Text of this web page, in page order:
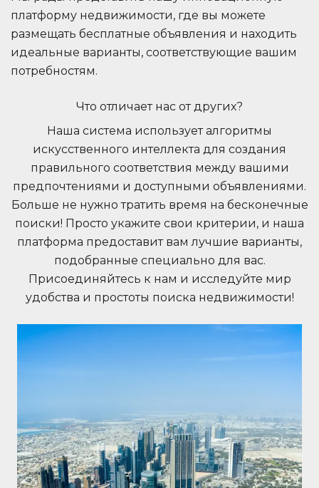
платформу недвижимости, где вы можете
размещать бесплатные объявления и находить
идеальные варианты, соответствующие вашим
потребностям.
Что отличает нас от других?
Наша система использует алгоритмы
искусственного интеллекта для создания
правильного соответствия между вашими
предпочтениями и доступными объявлениями.
Больше не нужно тратить время на бесконечные
поиски! Просто укажите свои критерии, и наша
платформа предоставит вам лучшие варианты,
подобранные специально для вас.
Присоединяйтесь к нам и исследуйте мир
удобства и простоты поиска недвижимости!